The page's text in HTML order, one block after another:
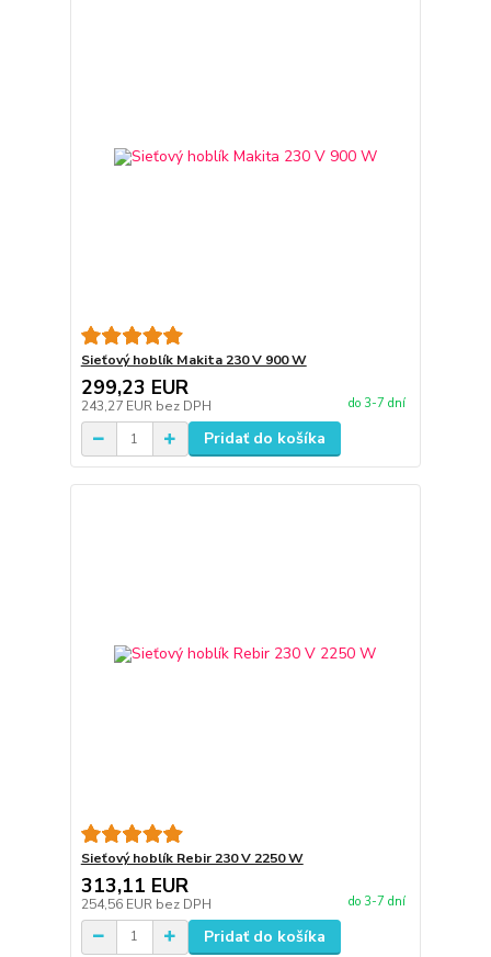
Sieťový hoblík Makita 230 V 900 W
299,23 EUR
243,27 EUR bez DPH do 3-7 dní
Pridať do košíka
Sieťový hoblík Rebir 230 V 2250 W
313,11 EUR
254,56 EUR bez DPH do 3-7 dní
Pridať do košíka